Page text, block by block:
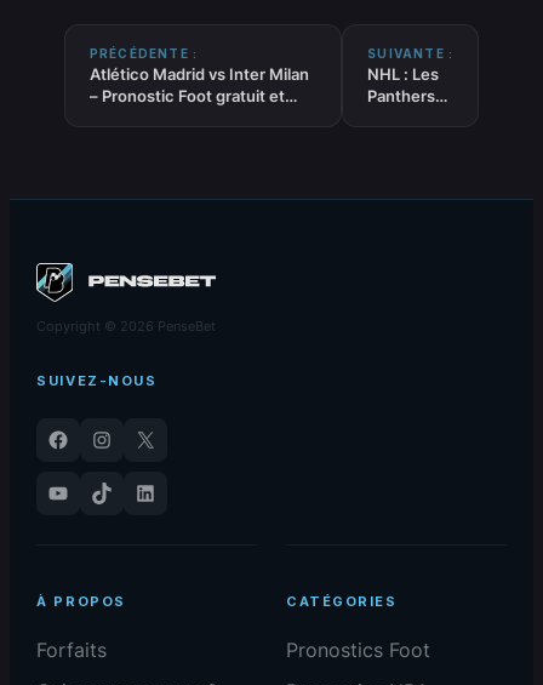
PRÉCÉDENTE :
Atlético Madrid vs Inter Milan
– Pronostic Foot gratuit et
SUIVANTE :
NHL : Les
Panthers
Copyright © 2026 PenseBet
SUIVEZ-NOUS
Facebook Instagram
X
YouTube
TikTok LinkedIn
À PROPOS
Forfaits
CATÉGORIES
Pronostics Foot